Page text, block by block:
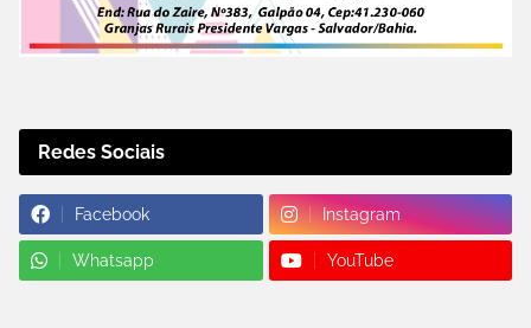
Redes Sociais
Facebook Instagram
Whatsapp YouTube